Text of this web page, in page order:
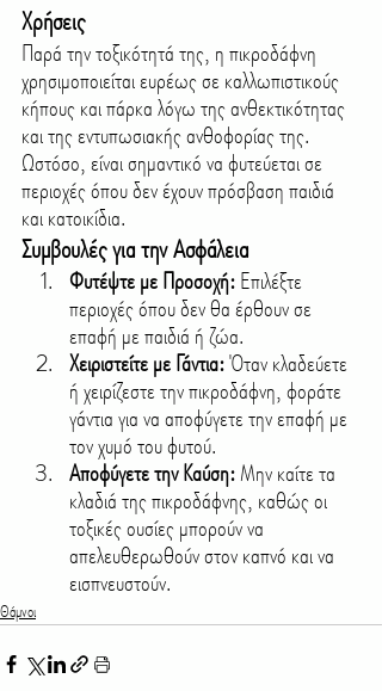
Χρήσεις
Παρά την τοξικότητά της, η πικροδάφνη
χρησιμοποιείται ευρέως σε καλλωπιστικούς
κήπους και πάρκα λόγω της ανθεκτικότητας
και της εντυπωσιακής ανθοφορίας της.
Ωστόσο, είναι σημαντικό να φυτεύεται σε
περιοχές όπου δεν έχουν πρόσβαση παιδιά
και κατοικίδια.
Συμβουλές για την Ασφάλεια
Φυτέψτε με Προσοχή: Επιλέξτε
περιοχές όπου δεν θα έρθουν σε
επαφή με παιδιά ή ζώα.
Χειριστείτε με Γάντια: Όταν κλαδεύετε
ή χειρίζεστε την πικροδάφνη, φοράτε
γάντια για να αποφύγετε την επαφή με
τον χυμό του φυτού.
Αποφύγετε την Καύση: Μην καίτε τα
κλαδιά της πικροδάφνης, καθώς οι
τοξικές ουσίες μπορούν να
απελευθερωθούν στον καπνό και να
εισπνευστούν.
Θάμνοι